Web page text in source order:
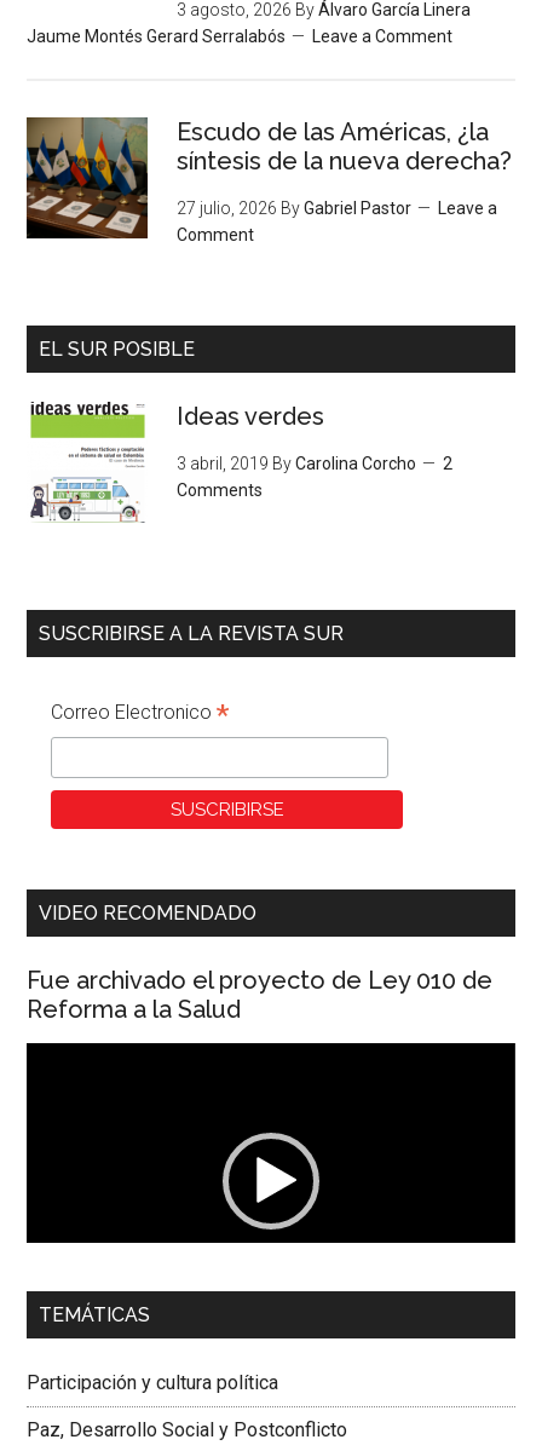
3 agosto, 2026 ByÁlvaro García Linera
Jaume Montés Gerard Serralabós
Leave a Comment
Escudo de las Américas, ¿la
síntesis de la nueva derecha?
27 julio, 2026 ByGabriel Pastor
Leave a
Comment
EL SUR POSIBLE
Ideas verdes
3 abril, 2019 ByCarolina Corcho
2
Comments
SUSCRIBIRSE A LA REVISTA SUR
Correo Electronico*
VIDEO RECOMENDADO
Fue archivado el proyecto de Ley 010 de
Reforma a la Salud
00:00 01:04
Dra. Carolina Corcho Mejía,Presidenta Corporación
Colombiana
TEMÁTICAS
Participación y cultura política
Paz, Desarrollo Social y Postconflicto